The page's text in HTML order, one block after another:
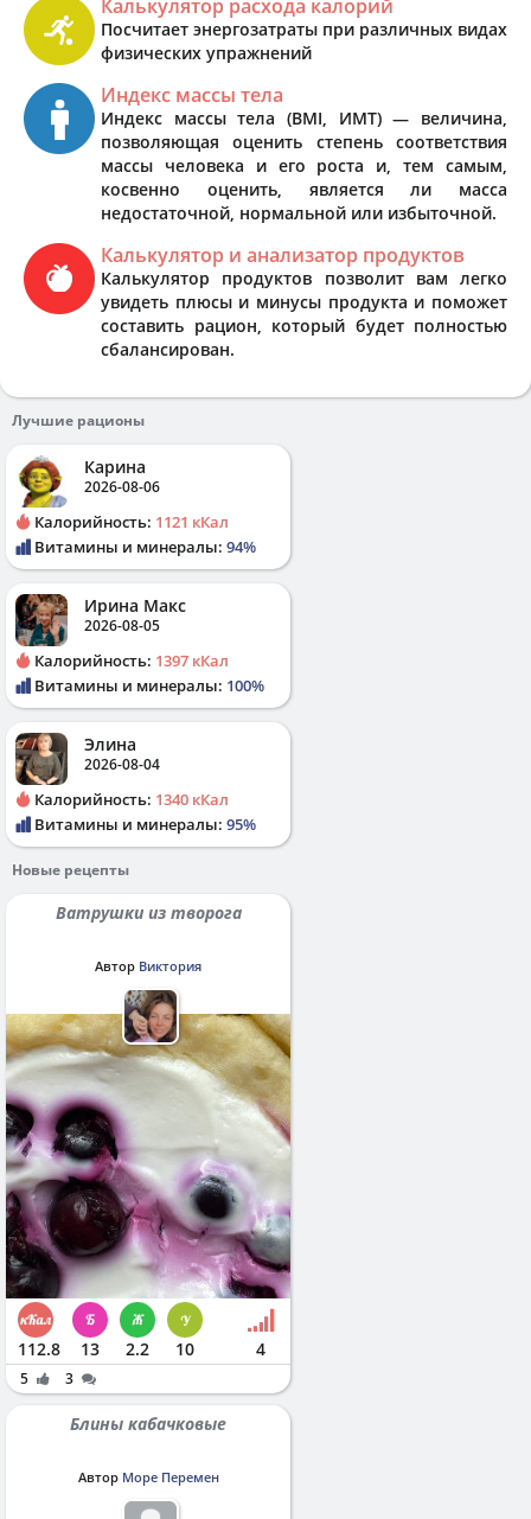
Калькулятор расхода калорий
Посчитает энергозатраты при различных видах
физических упражнений
Индекс массы тела
Индекс массы тела (BMI, ИМТ) — величина,
позволяющая оценить степень соответствия
массы человека и его роста и, тем самым,
косвенно оценить, является ли масса
недостаточной, нормальной или избыточной.
Калькулятор и анализатор продуктов
Калькулятор продуктов позволит вам легко
увидеть плюсы и минусы продукта и поможет
составить рацион, который будет полностью
сбалансирован.
Лучшие рационы
Карина
2026-08-06
Калорийность: 1121 кКал
Витамины и минералы: 94%
Ирина Макс
2026-08-05
Калорийность: 1397 кКал
Витамины и минералы: 100%
Элина
2026-08-04
Калорийность: 1340 кКал
Витамины и минералы: 95%
Новые рецепты
Ватрушки из творога
Автор Виктория
112.8 13 2.2 10 4
5 3
Блины кабачковые
Автор Море Перемен